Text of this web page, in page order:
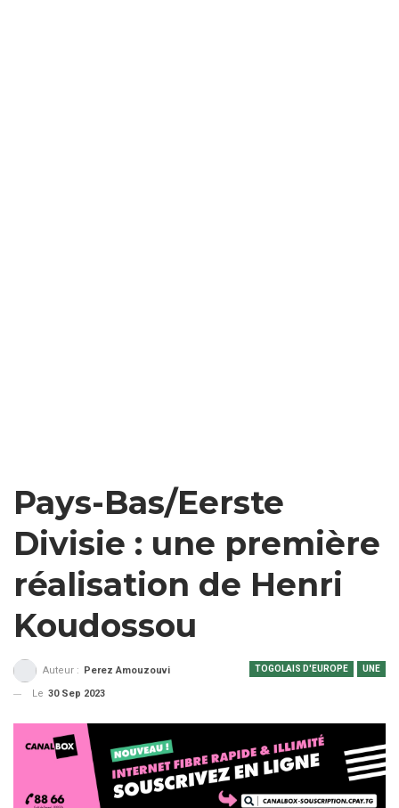
Pays-Bas/Eerste
Divisie : une première
réalisation de Henri
Koudossou
TOGOLAIS D'EUROPE UNE
Auteur :
Perez Amouzouvi
Le 30 Sep 2023